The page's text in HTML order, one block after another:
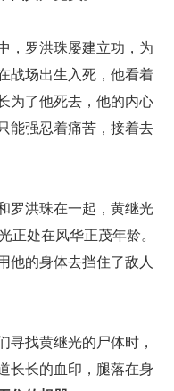
，罗洪珠屡建立功，为
战场出生入死，他看着
为了他死去，他的内心
能强忍着痛苦，接着去
罗洪珠在一起，黄继光
正处在风华正茂年龄。
他的身体去挡住了敌人
寻找黄继光的尸体时，
长的血印，腿落在身